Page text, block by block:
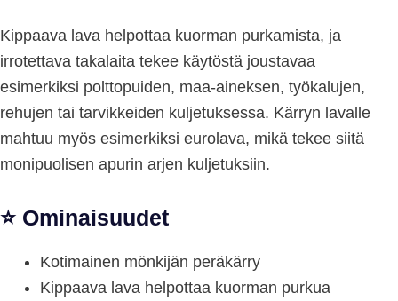
Kippaava lava helpottaa kuorman purkamista, ja
irrotettava takalaita tekee käytöstä joustavaa
esimerkiksi polttopuiden, maa-aineksen, työkalujen,
rehujen tai tarvikkeiden kuljetuksessa. Kärryn lavalle
mahtuu myös esimerkiksi eurolava, mikä tekee siitä
monipuolisen apurin arjen kuljetuksiin.
⭐ Ominaisuudet
Kotimainen mönkijän peräkärry
Kippaava lava helpottaa kuorman purkua